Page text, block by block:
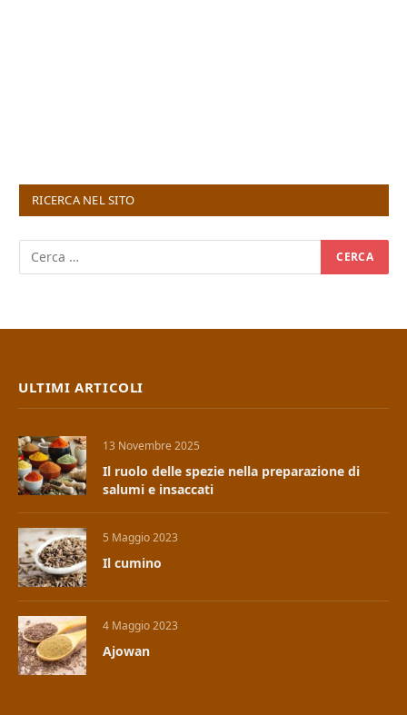
RICERCA NEL SITO
ULTIMI ARTICOLI
13 Novembre 2025
Il ruolo delle spezie nella preparazione di
salumi e insaccati
5 Maggio 2023
Il cumino
4 Maggio 2023
Ajowan